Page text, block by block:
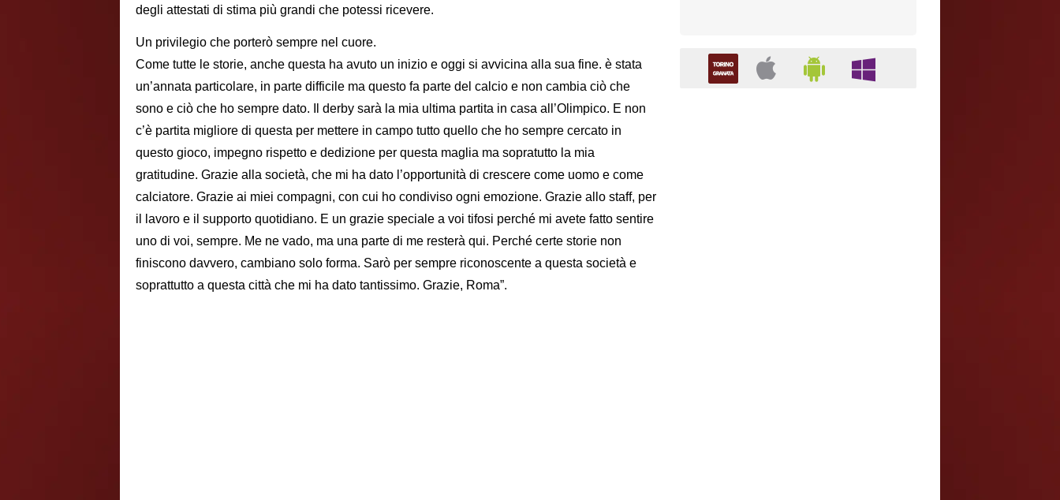
degli attestati di stima più grandi che potessi ricevere.
Un privilegio che porterò sempre nel cuore.
Come tutte le storie, anche questa ha avuto un inizio e oggi si avvicina alla sua fine. è stata
un’annata particolare, in parte difficile ma questo fa parte del calcio e non cambia ciò che
sono e ciò che ho sempre dato. Il derby sarà la mia ultima partita in casa all’Olimpico. E non
c’è partita migliore di questa per mettere in campo tutto quello che ho sempre cercato in
questo gioco, impegno rispetto e dedizione per questa maglia ma sopratutto la mia
gratitudine. Grazie alla società, che mi ha dato l’opportunità di crescere come uomo e come
calciatore. Grazie ai miei compagni, con cui ho condiviso ogni emozione. Grazie allo staff, per
il lavoro e il supporto quotidiano. E un grazie speciale a voi tifosi perché mi avete fatto sentire
uno di voi, sempre. Me ne vado, ma una parte di me resterà qui. Perché certe storie non
finiscono davvero, cambiano solo forma. Sarò per sempre riconoscente a questa società e
soprattutto a questa città che mi ha dato tantissimo. Grazie, Roma”.